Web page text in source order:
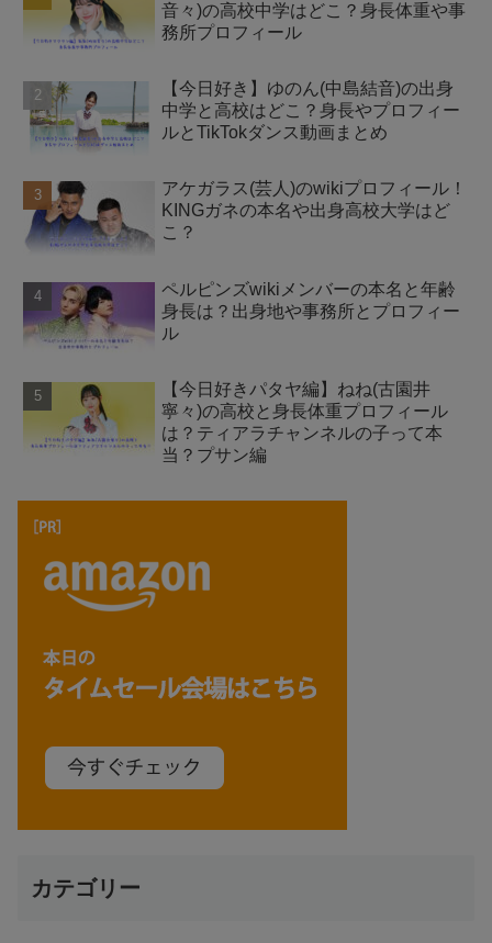
音々)の高校中学はどこ？身長体重や事
務所プロフィール
【今日好き】ゆのん(中島結音)の出身
中学と高校はどこ？身長やプロフィー
ルとTikTokダンス動画まとめ
アケガラス(芸人)のwikiプロフィール！
KINGガネの本名や出身高校大学はど
こ？
ペルピンズwikiメンバーの本名と年齢
身長は？出身地や事務所とプロフィー
ル
【今日好きパタヤ編】ねね(古園井
寧々)の高校と身長体重プロフィール
は？ティアラチャンネルの子って本
当？プサン編
カテゴリー